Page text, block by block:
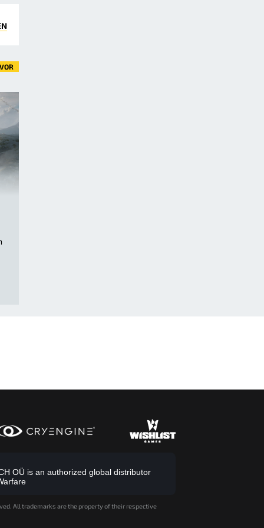
VOR
OÜ is an authorized global distributor
All trademarks are the property of their respective